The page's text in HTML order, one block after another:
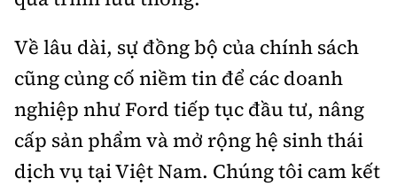
Về lâu dài, sự đồng bộ của chính sách
cũng củng cố niềm tin để các doanh
nghiệp như Ford tiếp tục đầu tư, nâng
cấp sản phẩm và mở rộng hệ sinh thái
dịch vụ tại Việt Nam. Chúng tôi cam kết